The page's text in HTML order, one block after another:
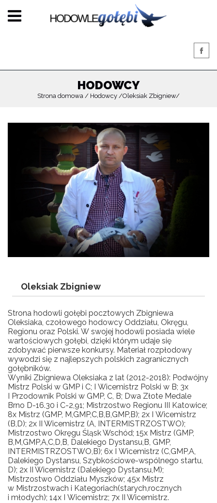
HODOWCY
Strona domowa Hodowcy Oleksiak Zbigniew
Oleksiak Zbigniew
Strona hodowli gołębi pocztowych Zbigniewa
Oleksiaka, czołowego hodowcy Oddziału, Okręgu,
Regionu oraz Polski. W swojej hodowli posiada wiele
wartościowych gołębi, dzięki którym udaje się
zdobywać pierwsze konkursy. Materiał rozpłodowy
wywodzi się z najlepszych polskich zagranicznych
gołębników.
Wyniki Zbigniewa Oleksiaka z lat (2012-2018): Podwójny
Mistrz Polski w GMP i C; I Wicemistrz Polski w B; 3x
I Przodownik Polski w GMP, C, B; Dwa Złote Medale
Brno D-16.30 i C-2,91; Mistrzostwo Regionu III Katowice;
8x Mistrz (GMP, M,GMP,C,B,B,GMP,B); 2x I Wicemistrz
(B,D); 2x II Wicemistrz (A, INTERMISTRZOSTWO);
Mistrzostwo Okręgu Śląsk Wschód; 15x Mistrz (GMP,
B,M,GMP,A,C,D,B, Dalekiego Dystansu,B, GMP,
INTERMISTRZOSTWO,B); 6x I Wicemistrz (C,GMP,A,
Dalekiego Dystansu, Szybkościowe-wspólnego startu,
D); 2x II Wicemistrz (Dalekiego Dystansu,M);
Mistrzostwo Oddziału Myszków; 45x Mistrz
w Mistrzostwach i Kategoriach(starych,rocznych
i młodych); 14x I Wicemistrz; 7x II Wicemistrz.